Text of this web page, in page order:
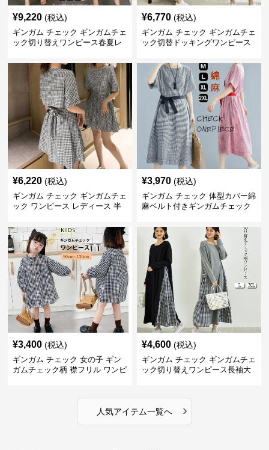
¥9,220 (税込)
ギンガム チェック ギンガムチェ
ック切り替えワンピース春夏レ
¥6,770 (税込)
ギンガム チェック ギンガムチェ
ック切替ドッキングワンピース
¥6,220 (税込)
ギンガム チェック ギンガムチェ
ック ワンピース レディース 半
¥3,970 (税込)
ギンガム チェック 体型カバー綿
麻ベルト付きギンガムチェック
¥3,400 (税込)
ギンガム チェック 女の子 ギン
ガムチェック柄 襟フリル ワンピ
¥4,600 (税込)
ギンガム チェック ギンガムチェ
ック切り替えワンピース長袖大
人気アイテム一覧へ ›